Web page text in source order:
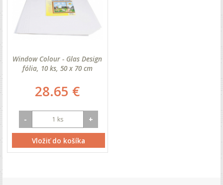
Window Colour - Glas Design
fólia, 10 ks, 50 x 70 cm
28.65 €
- +
Vložiť do košíka